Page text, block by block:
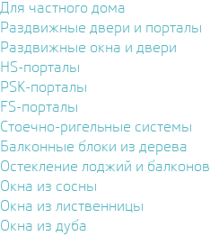
Для частного дома
Раздвижные двери и порталы
Раздвижные окна и двери
HS-порталы
PSK-порталы
FS-порталы
Стоечно-ригельные системы
Балконные блоки из дерева
Остекление лоджий и балконов
Окна из сосны
Окна из лиственницы
Окна из дуба